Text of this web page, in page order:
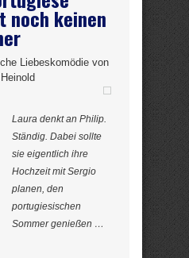
noch keinen
Liebeskomödie von
Laura denkt an Philip.
Ständig. Dabei sollte
sie eigentlich ihre
Hochzeit mit Sergio
planen, den
portugiesischen
Sommer genießen …